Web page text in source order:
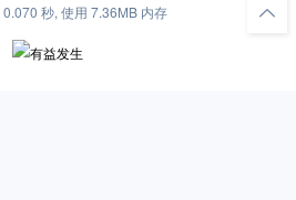
秒, 使用 7.36MB 内存